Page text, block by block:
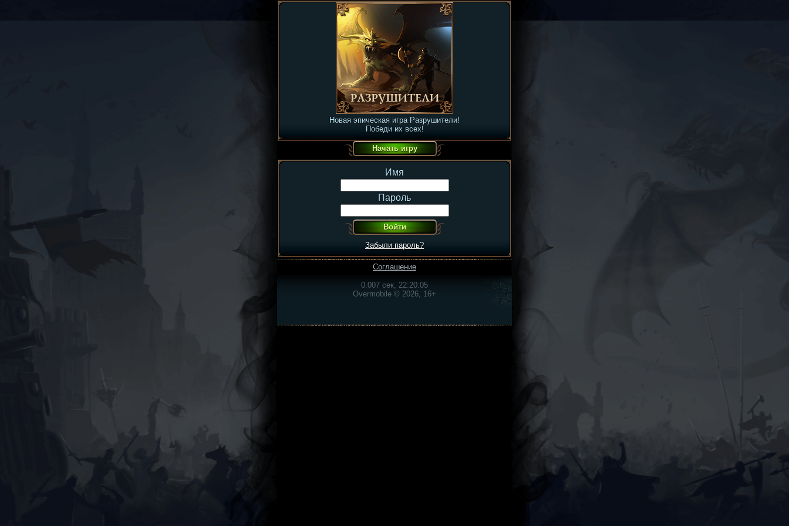
Новая эпическая игра Разрушители!
Победи их всех!
Имя
Пароль
Забыли пароль?
Соглашение
0.007 сек, 22:20:05
Overmobile © 2026, 16+